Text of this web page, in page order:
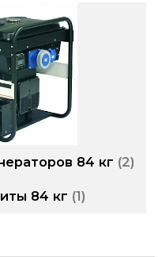
84 кг 2
84 кг 1